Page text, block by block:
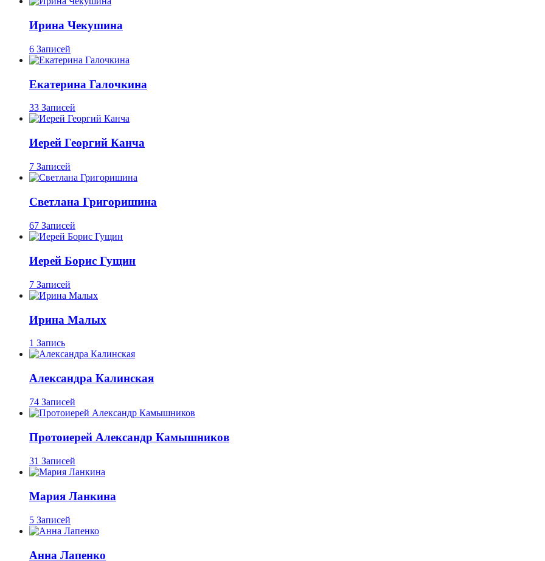
Ирина Чекушина
6 Записей
Екатерина Галочкина
33 Записей
Иерей Георгий Канча
7 Записей
Светлана Григоришина
67 Записей
Иерей Борис Гущин
7 Записей
Ирина Малых
1 Запись
Александра Калинская
74 Записей
Протоиерей Александр Камышников
31 Записей
Мария Ланкина
5 Записей
Анна Лапенко